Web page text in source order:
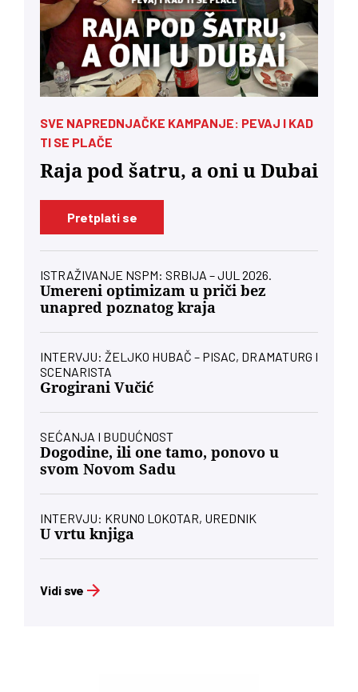
SVE NAPREDNJAČKE KAMPANJE: PEVAJ I KAD
TI SE PLAČE
Raja pod šatru, a oni u Dubai
Pretplati se
ISTRAŽIVANJE NSPM: SRBIJA – JUL 2026.
Umereni optimizam u priči bez
unapred poznatog kraja
INTERVJU: ŽELJKO HUBAČ – PISAC, DRAMATURG I
SCENARISTA
Grogirani Vučić
SEĆANJA I BUDUĆNOST
Dogodine, ili one tamo, ponovo u
svom Novom Sadu
INTERVJU: KRUNO LOKOTAR, UREDNIK
U vrtu knjiga
Vidi sve